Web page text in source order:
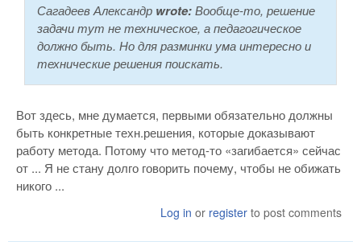
Сагадеев Александр wrote:Вообще-то, решение
задачи тут не техническое, а педагогическое
должно быть. Но для разминки ума интересно и
технические решения поискать.
Вот здесь, мне думается, первыми обязательно должны
быть конкретные техн.решения, которые доказывают
работу метода. Потому что метод-то «загибается» сейчас
от ... Я не стану долго говорить почему, чтобы не обижать
никого ...
Log in or register to post comments